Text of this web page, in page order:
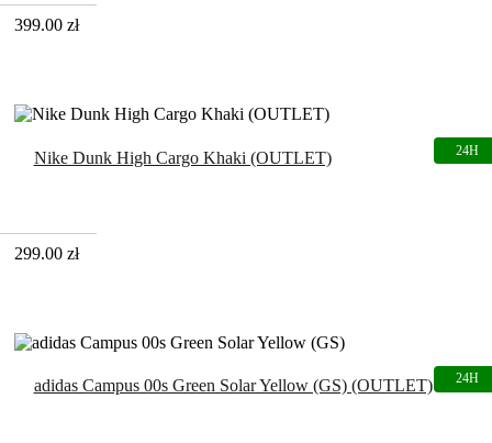
399.00 zł
Nike Dunk High Cargo Khaki (OUTLET)
299.00 zł
adidas Campus 00s Green Solar Yellow (GS) (OUTLET)